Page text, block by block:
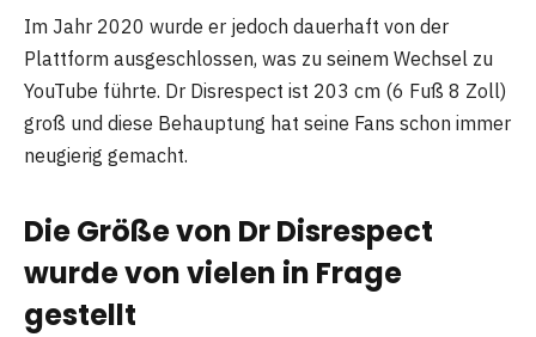
Im Jahr 2020 wurde er jedoch dauerhaft von der
Plattform ausgeschlossen, was zu seinem Wechsel zu
YouTube führte. Dr Disrespect ist 203 cm (6 Fuß 8 Zoll)
groß und diese Behauptung hat seine Fans schon immer
neugierig gemacht.
Die Größe von Dr Disrespect
wurde von vielen in Frage
gestellt